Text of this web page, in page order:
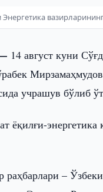
14 август куни
учрашув бўлиб
энергетика
раҳбарлари –